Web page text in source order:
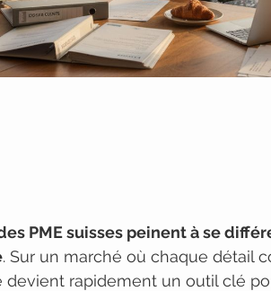
PME suisses peinent à se
. Sur un marché où chaque détail
devient rapidement un outil clé